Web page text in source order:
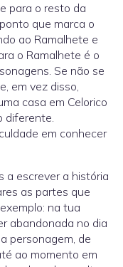
para o resto da
que marca o
ao Ramalhete e
o Ramalhete é o
Se não se
em vez disso,
casa em Celorico
diferente.
em conhecer
a escrever a história
as partes que
na tua
abandonada no dia
personagem, de
ao momento em